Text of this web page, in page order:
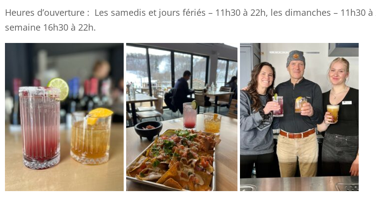
Heures d’ouverture : Les samedis et jours fériés – 11h30 à 22h, les dimanches – 11h30 à
semaine 16h30 à 22h.